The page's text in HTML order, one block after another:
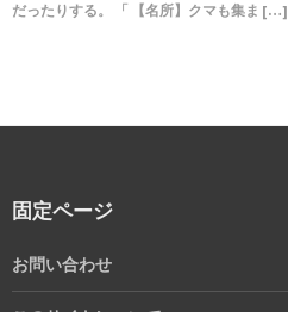
だったりする。 「 【名所】クマも集ま […]
固定ページ
お問い合わせ